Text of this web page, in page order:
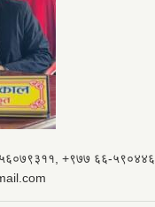
‌‍‍+९७७ ६६-५९०४४६